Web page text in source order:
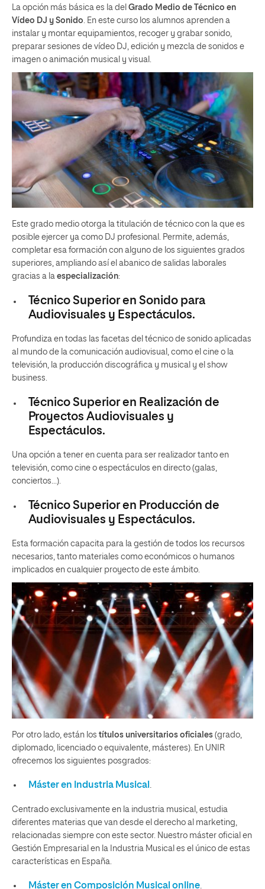
La opción más básica es la del Grado Medio de Técnico en
Vídeo DJ y Sonido . En este curso los alumnos aprenden a
instalar y montar equipamientos, recoger y grabar sonido,
preparar sesiones de vídeo DJ, edición y mezcla de sonidos e
imagen o animación musical y visual.
Este grado medio otorga la titulación de técnico con la que es
posible ejercer ya como DJ profesional. Permite, además,
completar esa formación con alguno de los siguientes grados
superiores, ampliando así el abanico de salidas laborales
gracias a la especialización:
Técnico Superior en Sonido para
Audiovisuales y Espectáculos.
Profundiza en todas las facetas del técnico de sonido aplicadas
al mundo de la comunicación audiovisual, como el cine o la
televisión, la producción discográfica y musical y el show
business.
Técnico Superior en Realización de
Proyectos Audiovisuales y
Espectáculos.
Una opción a tener en cuenta para ser realizador tanto en
televisión, como cine o espectáculos en directo (galas,
conciertos…).
Técnico Superior en Producción de
Audiovisuales y Espectáculos.
Esta formación capacita para la gestión de todos los recursos
necesarios, tanto materiales como económicos o humanos
implicados en cualquier proyecto de este ámbito.
Por otro lado, están los títulos universitarios oficiales (grado,
diplomado, licenciado o equivalente, másteres). En UNIR
ofrecemos los siguientes posgrados:
Máster en Industria Musical .
Centrado exclusivamente en la industria musical, estudia
diferentes materias que van desde el derecho al marketing,
relacionadas siempre con este sector. Nuestro máster oficial en
Gestión Empresarial en la Industria Musical es el único de estas
características en España.
Máster en Composición Musical online.